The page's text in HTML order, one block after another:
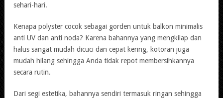
sehari-hari.
Kenapa polyster cocok sebagai gorden untuk balkon minimalis
anti UV dan anti noda? Karena bahannya yang mengkilap dan
halus sangat mudah dicuci dan cepat kering, kotoran juga
mudah hilang sehingga Anda tidak repot membersihkannya
secara rutin.
Dari segi estetika, bahannya sendiri termasuk ringan sehingga